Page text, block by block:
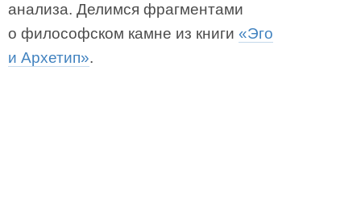
анализа. Делимся фрагментами
о философском камне из книги «Эго
и Архетип».